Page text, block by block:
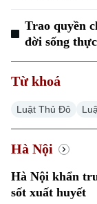
Chuyên mục
Xã hội
An ninh trật tự
Nhịp sống Hà Nội
Khoảnh khắc Hà Nội
Tin tức
Kinh tế
Trao quyền
đời sống
Từ khoá
Luật Thủ Đô
Hà Nội
Hà Nội khẩn
sốt xuất huyết